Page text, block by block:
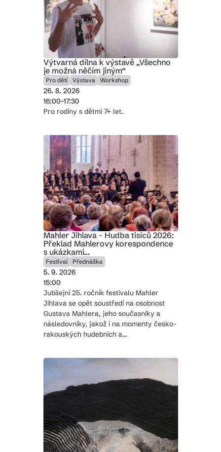
Výtvarná dílna k výstavě „Všechno
je možná něčím jiným“
Pro děti Výstava Workshop
26. 8. 2026
16:00-17:30
Pro rodiny s dětmi 7+ let.
Mahler Jihlava - Hudba tisíců 2026:
Překlad Mahlerovy korespondence
s ukázkami…
Festival Přednáška
5. 9. 2026
15:00
Jubilejní 25. ročník festivalu Mahler
Jihlava se opět soustředí na osobnost
Gustava Mahlera, jeho současníky a
následovníky, jakož i na momenty česko-
rakouských hudebních a…